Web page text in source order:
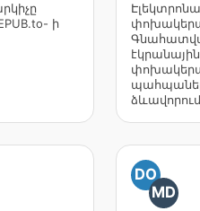
ի
DO
MD